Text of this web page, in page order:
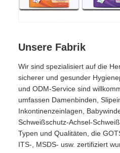
Unsere Fabrik
Wir sind spezialisiert auf die
sicherer und gesunder
und ODM-Service sind
umfassen Damenbinden,
Inkontinenzeinlagen,
Schweißschutz-Achsel-
Typen und Qualitäten, die
ITS-, MSDS- usw. zertifiziert